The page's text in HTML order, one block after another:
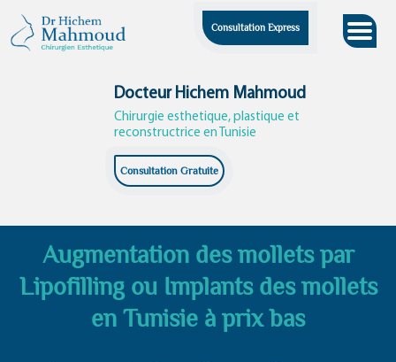
content
Consultation Express
Docteur Hichem Mahmoud
Chirurgie esthetique, plastique et
reconstructrice en Tunisie
Consultation Gratuite
Augmentation des mollets par
Lipofilling ou Implants des mollets
en Tunisie à prix bas